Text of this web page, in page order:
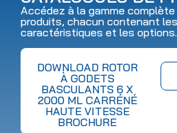
Accédez à la gamme
produits, chacun contenant
caractéristiques et les options.
DOWNLOAD ROTOR
À GODETS
BASCULANTS 6 X
2000 ML CARRÉNÉ
HAUTE VITESSE
BROCHURE